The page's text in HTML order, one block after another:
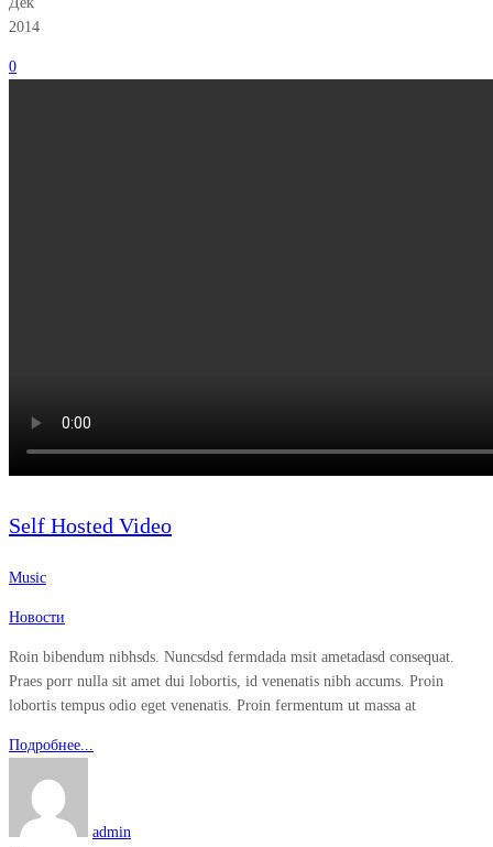
2014
0
Self Hosted Video
Music
Новости
Roin bibendum nibhsds. Nuncsdsd fermdada msit ametadasd consequat.
Praes porr nulla sit amet dui lobortis, id venenatis nibh accums. Proin
lobortis tempus odio eget venenatis. Proin fermentum ut massa at
Подробнее...
admin